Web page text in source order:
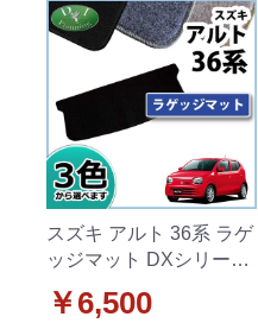
スズキ アルト 36系 ラゲ
ッジマット DXシリーズ
キャロル
￥6,500